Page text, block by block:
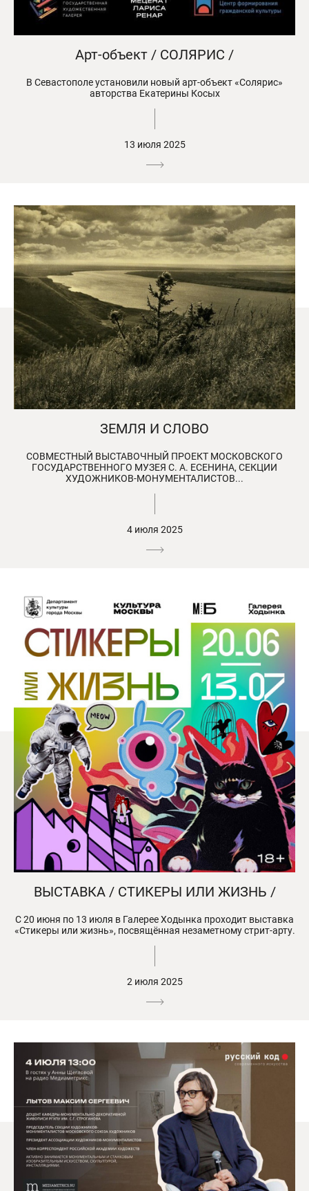
Арт-объект / СОЛЯРИС /
В Севастополе установили новый арт-объект «Солярис»
авторства Екатерины Косых
13 июля 2025
ЗЕМЛЯ И СЛОВО
СОВМЕСТНЫЙ ВЫСТАВОЧНЫЙ ПРОЕКТ МОСКОВСКОГО
ГОСУДАРСТВЕННОГО МУЗЕЯ С. А. ЕСЕНИНА, СЕКЦИИ
ХУДОЖНИКОВ-МОНУМЕНТАЛИСТОВ...
4 июля 2025
ВЫСТАВКА / СТИКЕРЫ ИЛИ ЖИЗНЬ /
С 20 июня по 13 июля в Галерее Ходынка проходит выставка
«Стикеры или жизнь», посвящённая незаметному стрит-арту.
2 июля 2025